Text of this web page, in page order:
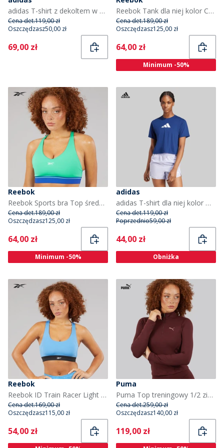
adidas T-shirt z dekoltem w serek dla niej Essential treningowy kolor Semi Ice Tangerine
Cena det.119,00 zł
Oszczędzasz50,00 zł
Current
69,00 zł
Reebok Tank dla niej kolor Czarny
Cena det.189,00 zł
Oszczędzasz125,00 zł
Current
64,00 zł
Minimum -50%
Reebok
Reebok Sports bra Top średnie wsparcie dla niej kolor Unleashed Green
Cena det.189,00 zł
Oszczędzasz125,00 zł
Current
64,00 zł
Minimum -50%
adidas
adidas T-shirt dla niej kolor Dark Blue
Cena det.119,00 zł
Poprzednio59,00 zł
Current
44,00 zł
Obniżka
Reebok
Reebok ID Train Racer Light Support Sports Bra Top dla niej kolor Recovery Blue
Cena det.169,00 zł
Oszczędzasz115,00 zł
Current
54,00 zł
Puma
Puma Top treningowy 1/2 zip dla niej kolor Aubergine
Cena det.259,00 zł
Oszczędzasz140,00 zł
Current
119,00 zł